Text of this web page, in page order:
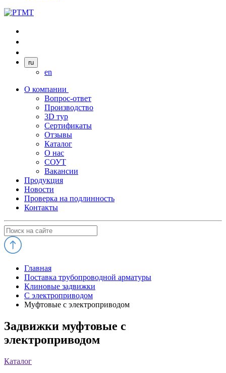
ru
en
О компании
Вопрос-ответ
Производство
3D тур
Сертификаты
Отзывы
Каталог
О нас
СОУТ
Вакансии
Продукция
Новости
Проверка на подлинность
Контакты
Главная
Поставка трубопроводной арматуры
Клиновые задвижки
С электроприводом
Муфтовые с электроприводом
Задвижки муфтовые с
электроприводом
Каталог